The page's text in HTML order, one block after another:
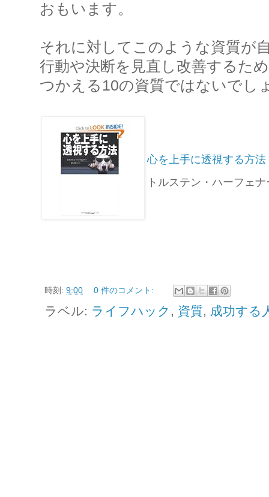
おもいます。
それに対してこのような資質が
行動や決断を見直し改善するた
つかえる10の資質ではないでし
心を上手に透視する方
トルステン・ハーフェ
時刻: 9:00 0 件のコメント:
ラベル: ライフハック , 資質, 成功する